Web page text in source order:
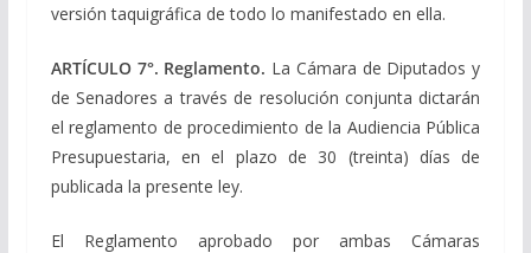
versión taquigráfica de todo lo manifestado en ella.
ARTÍCULO 7°. Reglamento. La Cámara de Diputados y
de Senadores a través de resolución conjunta dictarán
el reglamento de procedimiento de la Audiencia Pública
Presupuestaria, en el plazo de 30 (treinta) días de
publicada la presente ley.
El Reglamento aprobado por ambas Cámaras